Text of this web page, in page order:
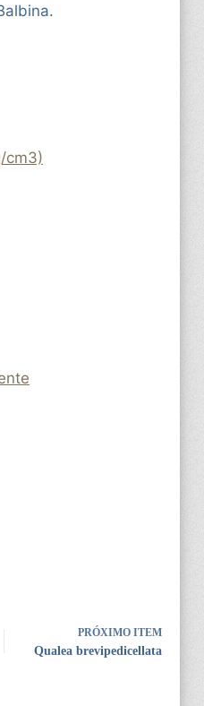
cm3)
PRÓXIMO ITEM
Qualea brevipedicellata